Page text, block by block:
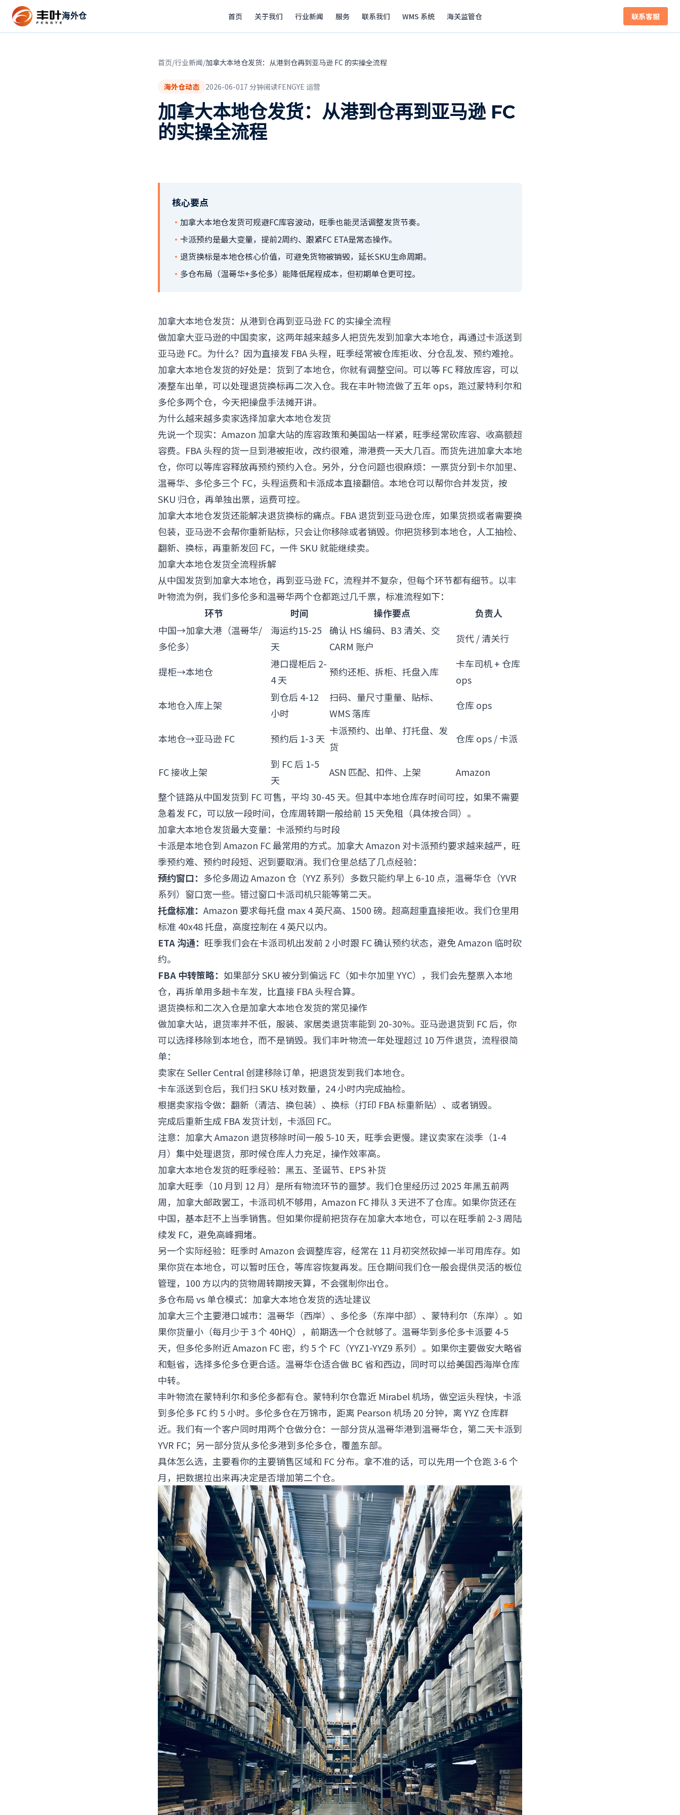
海外仓 首页 关于我们 行业新闻 服务 联系我们 WMS 系统 海关监管仓 联系客服
首页/行业新闻/加拿大本地仓发货：从港到仓再到亚马逊 FC 的实操全流程
海外仓动态 2026-06-017 分钟阅读FENGYE 运营
加拿大本地仓发货：从港到仓再到亚马逊 FC
的实操全流程
核心要点
· 加拿大本地仓发货可规避FC库容波动，旺季也能灵活调整发货节奏。
· 卡派预约是最大变量，提前2周约、跟紧FC ETA是常态操作。
· 退货换标是本地仓核心价值，可避免货物被销毁，延长SKU生命周期。
· 多仓布局（温哥华+多伦多）能降低尾程成本，但初期单仓更可控。
加拿大本地仓发货：从港到仓再到亚马逊 FC 的实操全流程
做加拿大亚马逊的中国卖家，这两年越来越多人把货先发到加拿大本地仓，再通过卡派送到
亚马逊 FC。为什么？因为直接发 FBA 头程，旺季经常被仓库拒收、分仓乱发、预约难抢。
加拿大本地仓发货的好处是：货到了本地仓，你就有调整空间。可以等 FC 释放库容，可以
凑整车出单，可以处理退货换标再二次入仓。我在丰叶物流做了五年 ops，跑过蒙特利尔和
多伦多两个仓，今天把操盘手法摊开讲。
为什么越来越多卖家选择加拿大本地仓发货
先说一个现实：Amazon 加拿大站的库容政策和美国站一样紧，旺季经常砍库容、收高额超
容费。FBA 头程的货一旦到港被拒收，改约很难，滞港费一天大几百。而货先进加拿大本地
仓，你可以等库容释放再预约预约入仓。另外，分仓问题也很麻烦：一票货分到卡尔加里、
温哥华、多伦多三个 FC，头程运费和卡派成本直接翻倍。本地仓可以帮你合并发货，按
SKU 归仓，再单独出票，运费可控。
加拿大本地仓发货还能解决退货换标的痛点。FBA 退货到亚马逊仓库，如果货损或者需要换
包装，亚马逊不会帮你重新贴标，只会让你移除或者销毁。你把货移到本地仓，人工抽检、
翻新、换标，再重新发回 FC，一件 SKU 就能继续卖。
加拿大本地仓发货全流程拆解
从中国发货到加拿大本地仓，再到亚马逊 FC，流程并不复杂，但每个环节都有细节。以丰
叶物流为例，我们多伦多和温哥华两个仓都跑过几千票，标准流程如下：
环节
时间 操作要点
负责人
中国→加拿大港（温哥华/
多伦多）
海运约15-25
天
确认 HS 编码、B3 清关、交
CARM 账户
货代 / 清关行
提柜→本地仓
港口提柜后 2-
4 天
预约还柜、拆柜、托盘入库
卡车司机 + 仓库
ops
本地仓入库上架
到仓后 4-12
小时
扫码、量尺寸重量、贴标、
WMS 落库
仓库 ops
本地仓→亚马逊 FC 预约后 1-3 天
卡派预约、出单、打托盘、发
货
仓库 ops / 卡派
FC 接收上架
到 FC 后 1-5
天
ASN 匹配、扣件、上架
Amazon
整个链路从中国发货到 FC 可售，平均 30-45 天。但其中本地仓库存时间可控，如果不需要
急着发 FC，可以放一段时间，仓库周转期一般给前 15 天免租（具体按合同）。
加拿大本地仓发货最大变量：卡派预约与时段
卡派是本地仓到 Amazon FC 最常用的方式。加拿大 Amazon 对卡派预约要求越来越严，旺
季预约难、预约时段短、迟到要取消。我们仓里总结了几点经验：
预约窗口： 多伦多周边 Amazon 仓（YYZ 系列）多数只能约早上 6-10 点，温哥华仓（YVR
系列）窗口宽一些。错过窗口卡派司机只能等第二天。
托盘标准： Amazon 要求每托盘 max 4 英尺高、1500 磅。超高超重直接拒收。我们仓里用
标准 40x48 托盘，高度控制在 4 英尺以内。
ETA 沟通： 旺季我们会在卡派司机出发前 2 小时跟 FC 确认预约状态，避免 Amazon 临时砍
约。
FBA 中转策略： 如果部分 SKU 被分到偏远 FC（如卡尔加里 YYC），我们会先整票入本地
仓，再拆单用多趟卡车发，比直接 FBA 头程合算。
退货换标和二次入仓是加拿大本地仓发货的常见操作
做加拿大站，退货率并不低，服装、家居类退货率能到 20-30%。亚马逊退货到 FC 后，你
可以选择移除到本地仓，而不是销毁。我们丰叶物流一年处理超过 10 万件退货，流程很简
单：
卖家在 Seller Central 创建移除订单，把退货发到我们本地仓。
卡车派送到仓后，我们扫 SKU 核对数量，24 小时内完成抽检。
根据卖家指令做：翻新（清洁、换包装）、换标（打印 FBA 标重新贴）、或者销毁。
完成后重新生成 FBA 发货计划，卡派回 FC。
注意：加拿大 Amazon 退货移除时间一般 5-10 天，旺季会更慢。建议卖家在淡季（1-4
月）集中处理退货，那时候仓库人力充足，操作效率高。
加拿大本地仓发货的旺季经验：黑五、圣诞节、EPS 补货
加拿大旺季（10 月到 12 月）是所有物流环节的噩梦。我们仓里经历过 2025 年黑五前两
周，加拿大邮政罢工，卡派司机不够用，Amazon FC 排队 3 天进不了仓库。如果你货还在
中国，基本赶不上当季销售。但如果你提前把货存在加拿大本地仓，可以在旺季前 2-3 周陆
续发 FC，避免高峰拥堵。
另一个实际经验：旺季时 Amazon 会调整库容，经常在 11 月初突然砍掉一半可用库存。如
果你货在本地仓，可以暂时压仓，等库容恢复再发。压仓期间我们仓一般会提供灵活的板位
管理，100 方以内的货物周转期按天算，不会强制你出仓。
多仓布局 vs 单仓模式：加拿大本地仓发货的选址建议
加拿大三个主要港口城市：温哥华（西岸）、多伦多（东岸中部）、蒙特利尔（东岸）。如
果你货量小（每月少于 3 个 40HQ），前期选一个仓就够了。温哥华到多伦多卡派要 4-5
天，但多伦多附近 Amazon FC 密，约 5 个 FC（YYZ1-YYZ9 系列）。如果你主要做安大略省
和魁省，选择多伦多仓更合适。温哥华仓适合做 BC 省和西边，同时可以给美国西海岸仓库
中转。
丰叶物流在蒙特利尔和多伦多都有仓。蒙特利尔仓靠近 Mirabel 机场，做空运头程快，卡派
到多伦多 FC 约 5 小时。多伦多仓在万锦市，距离 Pearson 机场 20 分钟，离 YYZ 仓库群
近。我们有一个客户同时用两个仓做分仓：一部分货从温哥华港到温哥华仓，第二天卡派到
YVR FC；另一部分货从多伦多港到多伦多仓，覆盖东部。
具体怎么选，主要看你的主要销售区域和 FC 分布。拿不准的话，可以先用一个仓跑 3-6 个
月，把数据拉出来再决定是否增加第二个仓。